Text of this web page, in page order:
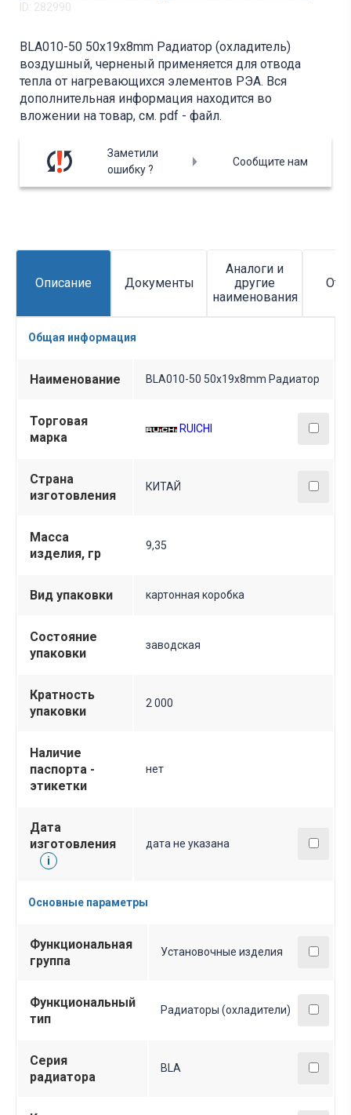
ID: 282990
BLA010-50 50x19x8mm Радиатор (охладитель)
воздушный, черненый применяется для отвода
тепла от нагревающихся элементов РЭА. Вся
дополнительная информация находится во
вложении на товар, см. pdf - файл.
Заметили
ошибку ?
Сообщите нам
Описание Документы
Аналоги и
другие
наименования
Общая информация
Наименование BLA010-50 50x19x8mm Радиатор
Торговая
марка
RUICHI
Страна
изготовления
КИТАЙ
Масса
изделия, гр
9,35
Вид упаковки картонная коробка
Состояние
упаковки
заводская
Кратность
упаковки
2 000
Наличие
паспорта -
этикетки
нет
Дата
изготовления
i
дата не указана
Основные параметры
Функциональная
группа
Установочные изделия
Функциональный
тип
Радиаторы (охладители)
Серия
радиатора
BLA